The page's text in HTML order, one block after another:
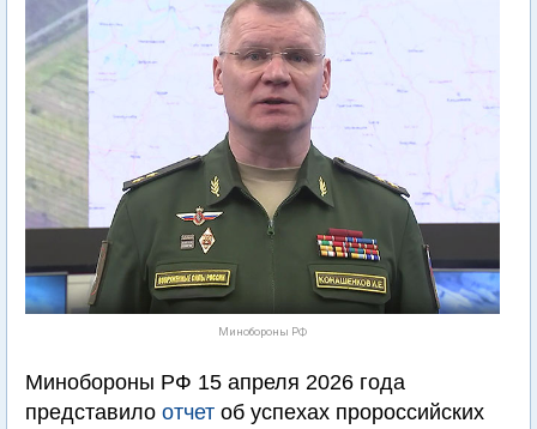
Минобороны РФ
Минобороны РФ 15 апреля 2026 года
представило отчет об успехах пророссийских